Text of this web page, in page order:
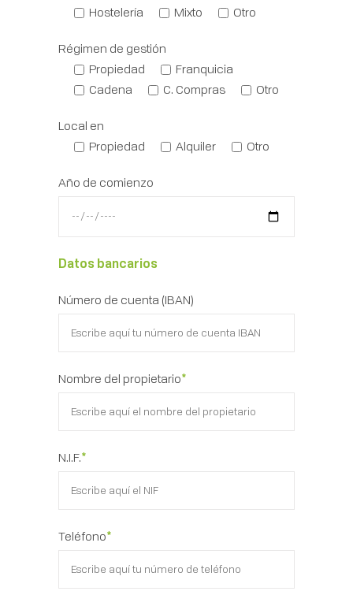
Hostelería
Mixto Otro
Régimen de gestión
Propiedad
Franquicia
Cadena
C. Compras Otro
Local en
Propiedad
Alquiler Otro
Año de comienzo
Datos bancarios
Número de cuenta (IBAN)
Nombre del propietario*
N.I.F.*
Teléfono*